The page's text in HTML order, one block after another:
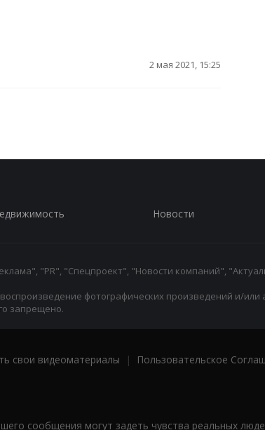
2 мая 2021, 15:25
Новости
"PR", "Спецпроект", "Новости компаний",
фотографических произведений и/
запрещено.
свои видеоматериалы | Пользовательское
сообщения могут задеть чувства реальных